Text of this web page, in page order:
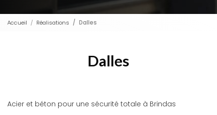
Accueil Réalisations Dalles
Dalles
Acier et béton pour une sécurité totale à Brindas